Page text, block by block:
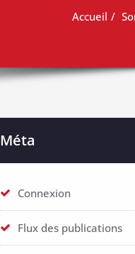
Accueil
Méta
Connexion
Flux des publications